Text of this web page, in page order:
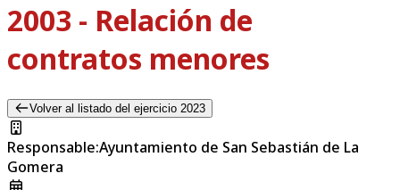
2003 - Relación de
contratos menores
Volver al listado del ejercicio 2023
Responsable:Ayuntamiento de San Sebastián de La
Gomera